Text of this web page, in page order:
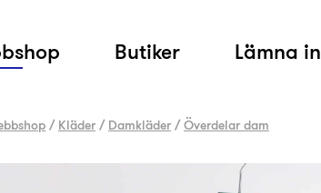
Butiker Lämna in
/ Kläder / Damkläder /Överdelar dam